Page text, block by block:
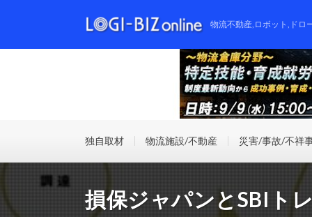
物流不動産,ロボット,ドロ
独自取材 物流施設/不動産 災害/事故/不祥
損保ジャパンとSBIト